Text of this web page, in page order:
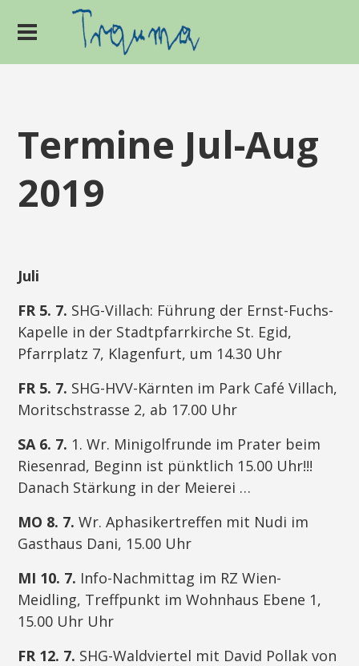
Termine Jul-Aug
2019
Juli
FR 5. 7. SHG-Villach: Führung der Ernst-Fuchs-
Kapelle in der Stadtpfarrkirche St. Egid,
Pfarrplatz 7, Klagenfurt, um 14.30 Uhr
FR 5. 7. SHG-HVV-Kärnten im Park Café Villach,
Moritschstrasse 2, ab 17.00 Uhr
SA 6. 7. 1. Wr. Minigolfrunde im Prater beim
Riesenrad, Beginn ist pünktlich 15.00 Uhr!!!
Danach Stärkung in der Meierei …
MO 8. 7. Wr. Aphasikertreffen mit Nudi im
Gasthaus Dani, 15.00 Uhr
MI 10. 7. Info-Nachmittag im RZ Wien-
Meidling, Treffpunkt im Wohnhaus Ebene 1,
15.00 Uhr Uhr
FR 12. 7. SHG-Waldviertel mit David Pollak von